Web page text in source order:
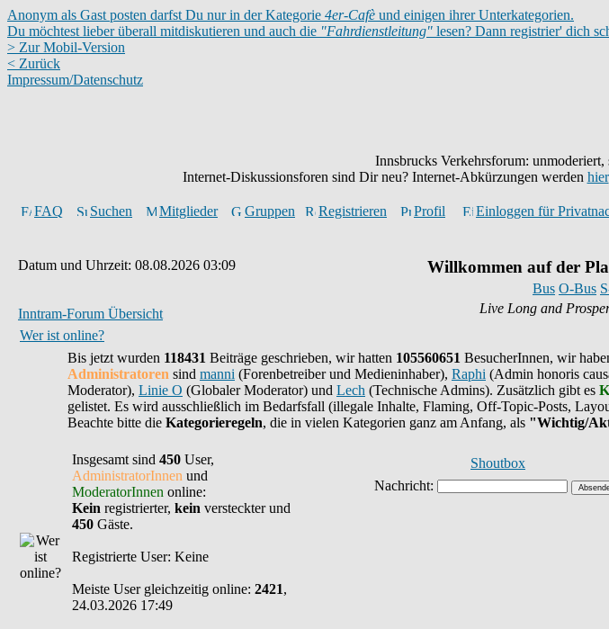
Anonym als Gast posten darfst Du nur in der Kategorie 4er-Cafè und einigen ihrer Unterkategorien.
Du möchtest lieber überall mitdiskutieren und auch die "Fahrdienstleitung" lesen? Dann registrier' dich
> Zur Mobil-Version
< Zurück
Impressum/Datenschutz
Innsbrucks Verkehrsforum:
Internet-Diskussionsforen sind Dir neu? Internet-Abkürzungen werden hier
FAQ Suchen Mitglieder Gruppen Registrieren Profil Einloggen für
Datum und Uhrzeit: 08.08.2026 03:09
Inntram-Forum Übersicht
Willkommen auf der
Bus O-Bus
Live Long and
Wer ist online?
Bis jetzt wurden 118431 Beiträge geschrieben, wir hatten 105560651 BesucherInnen, wir
Administratoren sind manni (Forenbetreiber und Medieninhaber), Raphi (Admin honoris
Moderator), Linie O (Globaler Moderator) und Lech (Technische Admins). Zusätzlich gibt es
gelistet. Es wird ausschließlich im Bedarfsfall (illegale Inhalte, Flaming, Off-Topic-Posts,
Beachte bitte die Kategorieregeln, die in vielen Kategorien ganz am Anfang, als "Wichtig/
Insgesamt sind 450 User,
AdministratorInnen und
ModeratorInnen online:
Kein registrierter, kein versteckter und
450 Gäste.
Registrierte User: Keine
Meiste User gleichzeitig online: 2421,
24.03.2026 17:49
Shoutbox